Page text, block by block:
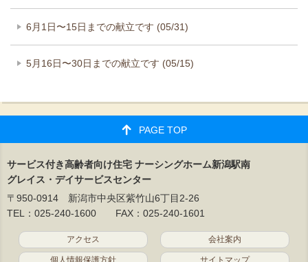
6月1日〜15日までの献立です (05/31)
5月16日〜30日までの献立です (05/15)
サービス付き高齢者向け住宅 ナーシングホーム新潟駅南
グレイス・デイサービスセンター
〒950-0914 新潟市中央区紫竹山6丁目2-26
TEL：025-240-1600 FAX：025-240-1601
アクセス 会社案内
個人情報保護方針 サイトマップ
PAGE TOP